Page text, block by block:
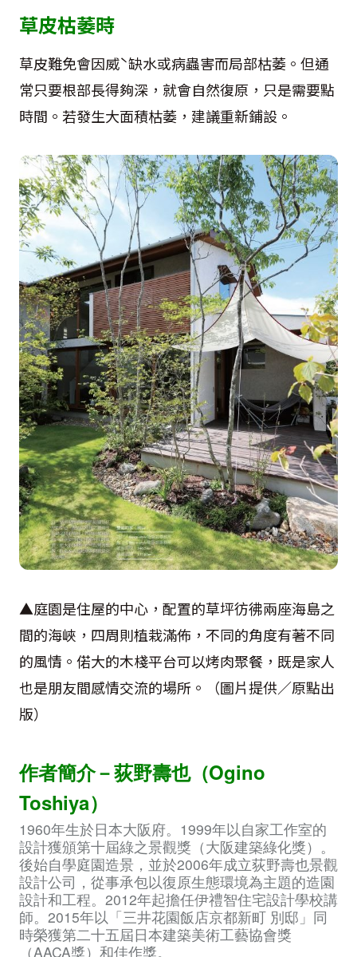
草皮枯萎時
草皮難免會因威ˋ缺水或病蟲害而局部枯萎。但通
常只要根部長得夠深，就會自然復原，只是需要點
時間。若發生大面積枯萎，建議重新鋪設。
▲庭園是住屋的中心，配置的草坪彷彿兩座海島之
間的海峽，四周則植栽滿佈，不同的角度有著不同
的風情。偌大的木棧平台可以烤肉聚餐，既是家人
也是朋友間感情交流的場所。（圖片提供／原點出
版）
作者簡介－荻野壽也（Ogino
Toshiya）
1960年生於日本大阪府。1999年以自家工作室的
設計獲頒第十屆綠之景觀獎（大阪建築綠化獎）。
後始自學庭園造景，並於2006年成立荻野壽也景觀
設計公司，從事承包以復原生態環境為主題的造園
設計和工程。2012年起擔任伊禮智住宅設計學校講
師。2015年以「三井花園飯店京都新町 別邸」同
時榮獲第二十五屆日本建築美術工藝協會獎
（AACA獎）和佳作獎。